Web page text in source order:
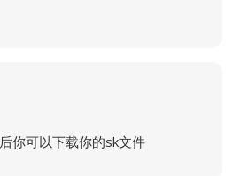
你可以下载你的sk文件